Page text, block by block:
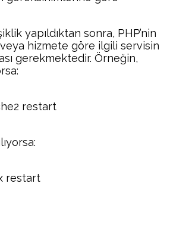
yapıldıktan sonra, PHP’nin
veya hizmete göre ilgili servisin
gerekmektedir. Örneğin,
restart
restart